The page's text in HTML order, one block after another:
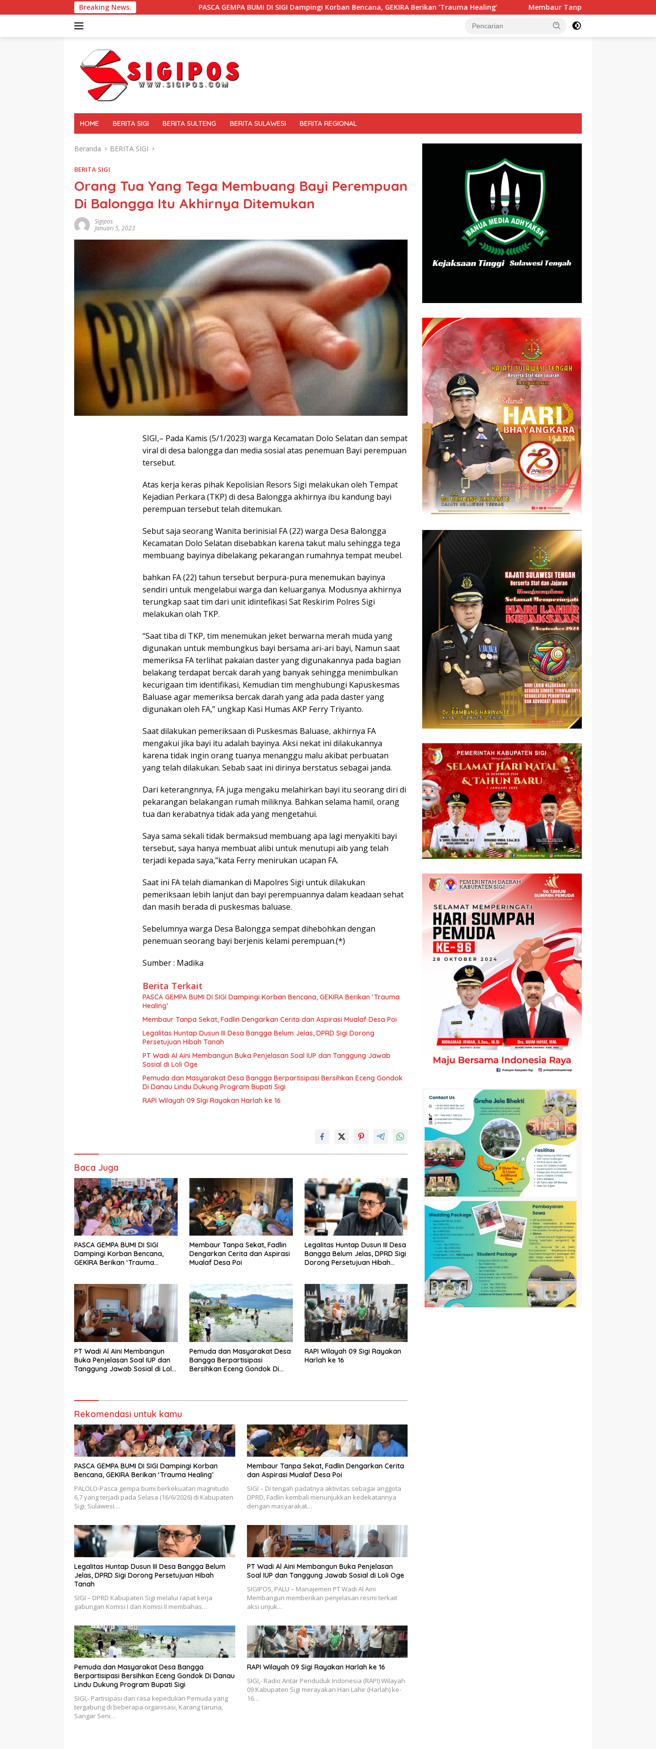
ke
Breaking News.PASCA GEMPA BUMI DI SIGI Dampingi Korban Bencana, GEKIRA Berikan ‘Trauma Healing’ Membaur Tanpa Sekat, Fadlin Dengarkan Cerita dan
HOME BERITA SIGI BERITA SULTENG BERITA SULAWESI BERITA REGIONAL
Beranda BERITA SIGI
BERITA SIGI
Orang Tua Yang Tega Membuang Bayi Perempuan
Di Balongga Itu Akhirnya Ditemukan
Sigipos
Januari 5, 2023
SIGI,– Pada Kamis (5/1/2023) warga Kecamatan Dolo Selatan dan sempat
viral di desa balongga dan media sosial atas penemuan Bayi perempuan
tersebut.
Atas kerja keras pihak Kepolisian Resors Sigi melakukan oleh Tempat
Kejadian Perkara (TKP) di desa Balongga akhirnya ibu kandung bayi
perempuan tersebut telah ditemukan.
Sebut saja seorang Wanita berinisial FA (22) warga Desa Balongga
Kecamatan Dolo Selatan disebabkan karena takut malu sehingga tega
membuang bayinya dibelakang pekarangan rumahnya tempat meubel.
bahkan FA (22) tahun tersebut berpura-pura menemukan bayinya
sendiri untuk mengelabui warga dan keluarganya. Modusnya akhirnya
terungkap saat tim dari unit idintefikasi Sat Reskirim Polres Sigi
melakukan olah TKP.
“Saat tiba di TKP, tim menemukan jeket berwarna merah muda yang
digunakan untuk membungkus bayi bersama ari-ari bayi, Namun saat
memeriksa FA terlihat pakaian daster yang digunakannya pada bagian
belakang terdapat bercak darah yang banyak sehingga menimbulkan
kecurigaan tim identifikasi, Kemudian tim menghubungi Kapuskesmas
Baluase agar memeriksa bercak darah yang ada pada daster yang
digunakan oleh FA,” ungkap Kasi Humas AKP Ferry Triyanto.
Saat dilakukan pemeriksaan di Puskesmas Baluase, akhirnya FA
mengakui jika bayi itu adalah bayinya. Aksi nekat ini dilakukannya
karena tidak ingin orang tuanya menanggu malu akibat perbuatan
yang telah dilakukan. Sebab saat ini dirinya berstatus sebagai janda.
Dari keterangnnya, FA juga mengaku melahirkan bayi itu seorang diri di
pekarangan belakangan rumah miliknya. Bahkan selama hamil, orang
tua dan kerabatnya tidak ada yang mengetahui.
Saya sama sekali tidak bermaksud membuang apa lagi menyakiti bayi
tersebut, saya hanya membuat alibi untuk menutupi aib yang telah
terjadi kepada saya,”kata Ferry menirukan ucapan FA.
Saat ini FA telah diamankan di Mapolres Sigi untuk dilakukan
pemeriksaan lebih lanjut dan bayi perempuannya dalam keadaan sehat
dan masih berada di puskesmas baluase.
Sebelumnya warga Desa Balongga sempat dihebohkan dengan
penemuan seorang bayi berjenis kelami perempuan.(*)
Sumber : Madika
Berita Terkait
PASCA GEMPA BUMI DI SIGI Dampingi Korban Bencana, GEKIRA Berikan ‘Trauma
Healing’
Membaur Tanpa Sekat, Fadlin Dengarkan Cerita dan Aspirasi Mualaf Desa Poi
Legalitas Huntap Dusun III Desa Bangga Belum Jelas, DPRD Sigi Dorong
Persetujuan Hibah Tanah
PT Wadi Al Aini Membangun Buka Penjelasan Soal IUP dan Tanggung Jawab
Sosial di Loli Oge
Pemuda dan Masyarakat Desa Bangga Berpartisipasi Bersihkan Eceng Gondok
Di Danau Lindu Dukung Program Bupati Sigi
RAPI Wilayah 09 Sigi Rayakan Harlah ke 16
Baca Juga
PASCA GEMPA BUMI DI SIGI
Dampingi Korban Bencana,
GEKIRA Berikan ‘Trauma
Membaur Tanpa Sekat, Fadlin
Dengarkan Cerita dan Aspirasi
Mualaf Desa Poi
Legalitas Huntap Dusun III Desa
Bangga Belum Jelas, DPRD Sigi
Dorong Persetujuan Hibah
PT Wadi Al Aini Membangun
Buka Penjelasan Soal IUP dan
Tanggung Jawab Sosial di Loli
Pemuda dan Masyarakat Desa
Bangga Berpartisipasi
Bersihkan Eceng Gondok Di
RAPI Wilayah 09 Sigi Rayakan
Harlah ke 16
Rekomendasi untuk kamu
PASCA GEMPA BUMI DI SIGI Dampingi Korban
Bencana, GEKIRA Berikan ‘Trauma Healing’
PALOLO-Pasca gempa bumi berkekuatan magnitudo
6,7 yang terjadi pada Selasa (16/6/2026) di Kabupaten
Sigi, Sulawesi…
Membaur Tanpa Sekat, Fadlin Dengarkan Cerita
dan Aspirasi Mualaf Desa Poi
SIGI – Di tengah padatnya aktivitas sebagai anggota
DPRD, Fadlin kembali menunjukkan kedekatannya
dengan masyarakat…
Legalitas Huntap Dusun III Desa Bangga Belum
Jelas, DPRD Sigi Dorong Persetujuan Hibah
Tanah
SIGI – DPRD Kabupaten Sigi melalui rapat kerja
gabungan Komisi I dan Komisi II membahas…
PT Wadi Al Aini Membangun Buka Penjelasan
Soal IUP dan Tanggung Jawab Sosial di Loli Oge
SIGIPOS, PALU – Manajemen PT Wadi Al Aini
Membangun memberikan penjelasan resmi terkait
aksi unjuk…
Pemuda dan Masyarakat Desa Bangga
Berpartisipasi Bersihkan Eceng Gondok Di Danau
Lindu Dukung Program Bupati Sigi
SIGI,- Partisipasi dan rasa kepedulian Pemuda yang
tergabung di beberapa organisasi, Karang taruna,
Sangar Seni…
RAPI Wilayah 09 Sigi Rayakan Harlah ke 16
SIGI,- Radio Antar Penduduk Indonesia (RAPI) Wilayah
09 Kabupaten Sigi merayakan Hari Lahir (Harlah) ke-
16…